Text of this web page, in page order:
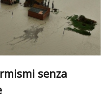
senza